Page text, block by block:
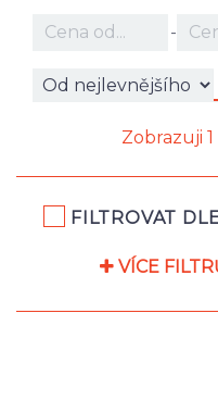
-
Zobrazuji
FILTROVAT
VÍCE